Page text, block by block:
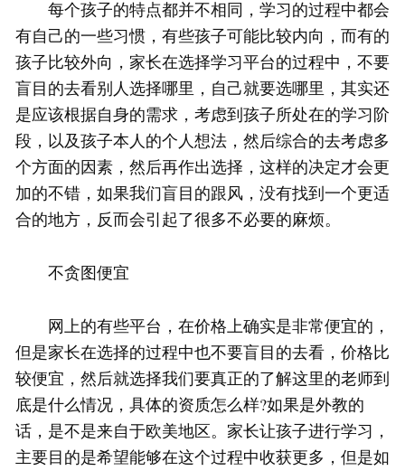
每个孩子的特点都并不相同，学习的过程中都会
有自己的一些习惯，有些孩子可能比较内向，而有的
孩子比较外向，家长在选择学习平台的过程中，不要
盲目的去看别人选择哪里，自己就要选哪里，其实还
是应该根据自身的需求，考虑到孩子所处在的学习阶
段，以及孩子本人的个人想法，然后综合的去考虑多
个方面的因素，然后再作出选择，这样的决定才会更
加的不错，如果我们盲目的跟风，没有找到一个更适
合的地方，反而会引起了很多不必要的麻烦。
不贪图便宜
网上的有些平台，在价格上确实是非常便宜的，
但是家长在选择的过程中也不要盲目的去看，价格比
较便宜，然后就选择我们要真正的了解这里的老师到
底是什么情况，具体的资质怎么样?如果是外教的
话，是不是来自于欧美地区。家长让孩子进行学习，
主要目的是希望能够在这个过程中收获更多，但是如